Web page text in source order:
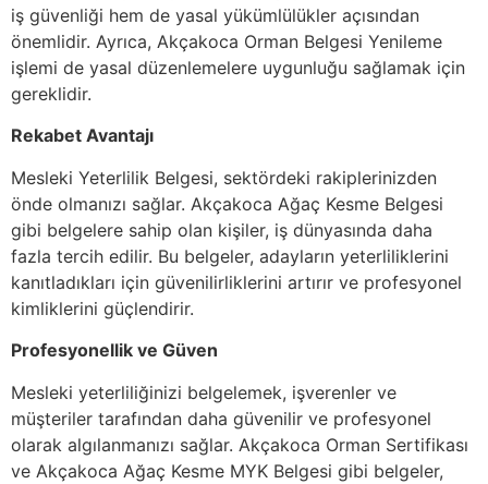
iş güvenliği hem de yasal yükümlülükler açısından
önemlidir. Ayrıca, Akçakoca Orman Belgesi Yenileme
işlemi de yasal düzenlemelere uygunluğu sağlamak için
gereklidir.
Rekabet Avantajı
Mesleki Yeterlilik Belgesi, sektördeki rakiplerinizden
önde olmanızı sağlar. Akçakoca Ağaç Kesme Belgesi
gibi belgelere sahip olan kişiler, iş dünyasında daha
fazla tercih edilir. Bu belgeler, adayların yeterliliklerini
kanıtladıkları için güvenilirliklerini artırır ve profesyonel
kimliklerini güçlendirir.
Profesyonellik ve Güven
Mesleki yeterliliğinizi belgelemek, işverenler ve
müşteriler tarafından daha güvenilir ve profesyonel
olarak algılanmanızı sağlar. Akçakoca Orman Sertifikası
ve Akçakoca Ağaç Kesme MYK Belgesi gibi belgeler,